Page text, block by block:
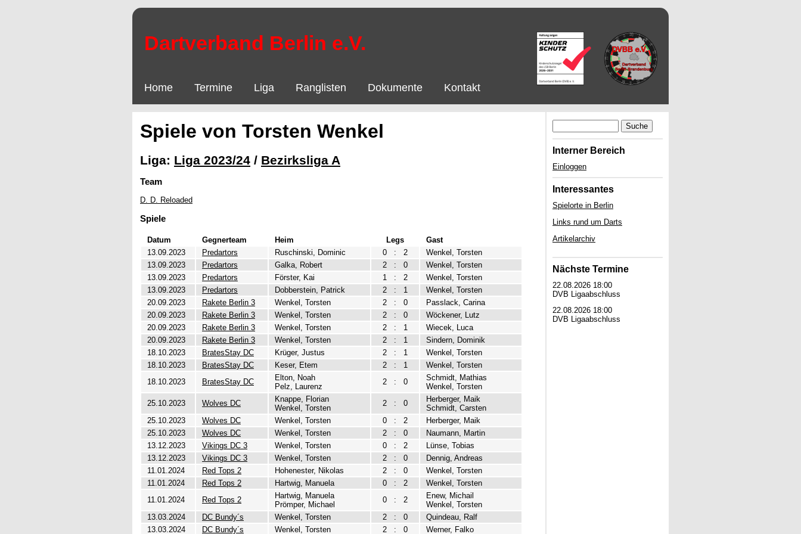
Dartverband Berlin e.V.
Home Termine Liga Ranglisten Dokumente Kontakt
Spiele von Torsten Wenkel
Liga: Liga 2023/24 / Bezirksliga A
Team
D. D. Reloaded
Spiele
Datum Gegnerteam Heim Legs
Gast
13.09.2023
Predartors Ruschinski, Dominic 0 : 2
Wenkel, Torsten
13.09.2023
Predartors Galka, Robert 2 : 0
Wenkel, Torsten
13.09.2023
Predartors Förster, Kai 1 : 2
Wenkel, Torsten
13.09.2023
Predartors Dobberstein, Patrick 2 : 1
Wenkel, Torsten
20.09.2023
Rakete Berlin 3 Wenkel, Torsten 2 : 0
Passlack, Carina
20.09.2023
Rakete Berlin 3 Wenkel, Torsten 2 : 0
Wöckener, Lutz
20.09.2023
Rakete Berlin 3 Wenkel, Torsten 2 : 1
Wiecek, Luca
20.09.2023
Rakete Berlin 3 Wenkel, Torsten 2 : 1
Sindern, Dominik
18.10.2023
BratesStay DC Krüger, Justus 2 : 1
Wenkel, Torsten
18.10.2023
BratesStay DC Keser, Etem 2 : 1
Wenkel, Torsten
18.10.2023
BratesStay DC
Elton, Noah
Pelz, Laurenz
2 : 0
Schmidt, Mathias
Wenkel, Torsten
25.10.2023
Wolves DC
Knappe, Florian
Wenkel, Torsten
2 : 0
Herberger, Maik
Schmidt, Carsten
25.10.2023
Wolves DC Wenkel, Torsten 0 : 2
Herberger, Maik
25.10.2023
Wolves DC Wenkel, Torsten 2 : 0
Naumann, Martin
13.12.2023
Vikings DC 3 Wenkel, Torsten 0 : 2
Lünse, Tobias
13.12.2023
Vikings DC 3 Wenkel, Torsten 2 : 0
Dennig, Andreas
11.01.2024
Red Tops 2 Hohenester, Nikolas 2 : 0
Wenkel, Torsten
11.01.2024
Red Tops 2 Hartwig, Manuela 0 : 2
Wenkel, Torsten
11.01.2024
Red Tops 2
Hartwig, Manuela
Prömper, Michael
0 : 2
Enew, Michail
Wenkel, Torsten
13.03.2024
DC Bundy´s Wenkel, Torsten 2 : 0
Quindeau, Ralf
13.03.2024
DC Bundy´s Wenkel, Torsten 2 : 0 Werner, Falko
Suche
Interner Bereich
Einloggen
Interessantes
Spielorte in Berlin
Links rund um Darts
Artikelarchiv
Nächste Termine
22.08.2026 18:00
DVB Ligaabschluss
22.08.2026 18:00
DVB Ligaabschluss